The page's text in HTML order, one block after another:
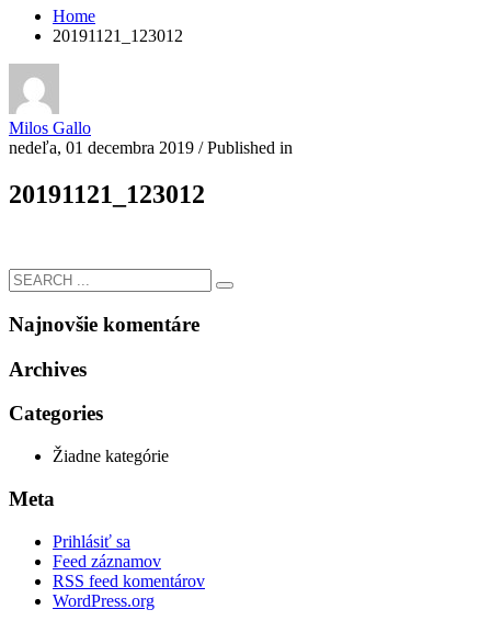
Home
20191121_123012
Milos Gallo
nedeľa, 01 decembra 2019 /Published in
20191121_123012
Najnovšie komentáre
Archives
Categories
Žiadne kategórie
Meta
Prihlásiť sa
Feed záznamov
RSS feed komentárov
WordPress.org